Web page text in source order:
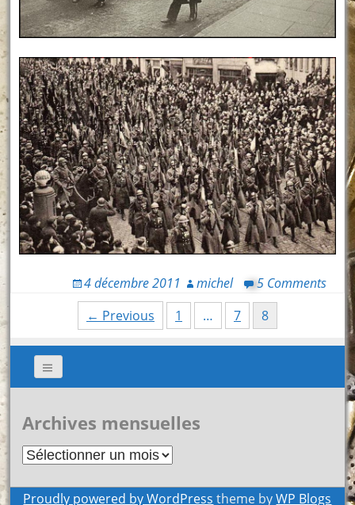
4 décembre 2011 michel 5 Comments
Posts
navigation
← Previous 1 … 7 8
Archives mensuelles
Archives
Proudly powered by WordPress theme byWP Blogs